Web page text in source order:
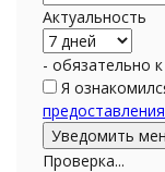
Актуальность
- обязательно
Я
Проверка...